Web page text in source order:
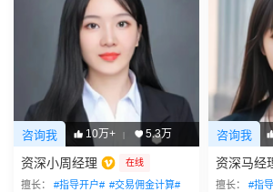
咨询我 10万+ | 5.3万
资深小周经理 在线
擅长： #指导开户# #交易佣金计算#
咨询我
资深马经
擅长： #指